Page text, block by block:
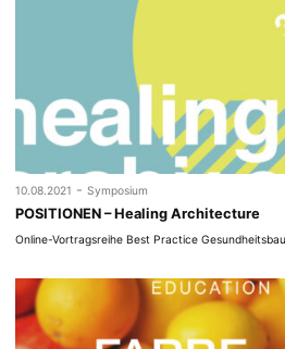
10.08.2021 - Symposium
POSITIONEN – Healing Architecture
Online-Vortragsreihe Best Practice